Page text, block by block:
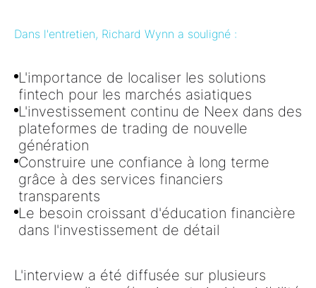
Dans l'entretien, Richard Wynn a souligné :
L'importance de localiser les solutions
fintech pour les marchés asiatiques
L'investissement continu de Neex dans des
plateformes de trading de nouvelle
génération
Construire une confiance à long terme
grâce à des services financiers
transparents
Le besoin croissant d'éducation financière
dans l'investissement de détail
L'interview a été diffusée sur plusieurs